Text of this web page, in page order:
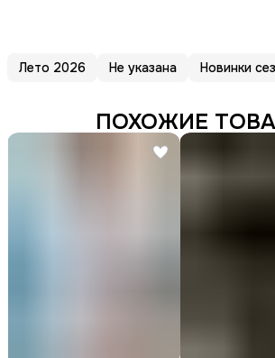
Лето 2026 Не указана Новинки
ПОХОЖИЕ